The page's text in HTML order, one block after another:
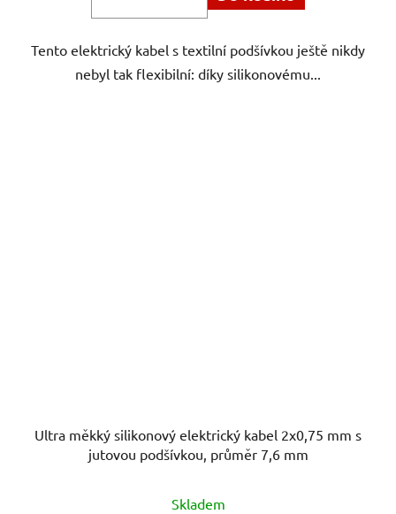
Tento elektrický kabel s textilní podšívkou ještě nikdy
nebyl tak flexibilní: díky silikonovému...
Ultra měkký silikonový elektrický kabel 2x0,75 mm s
jutovou podšívkou, průměr 7,6 mm
Skladem